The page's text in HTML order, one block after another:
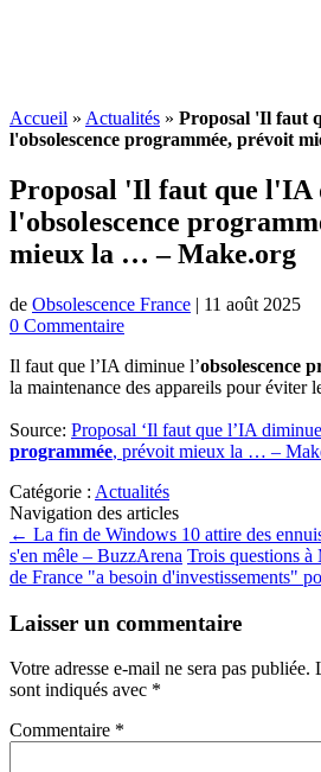
Accueil » Actualités » Proposal 'Il faut
l'obsolescence programmée, prévoit
Proposal 'Il faut que l'IA
l'obsolescence
mieux la … – Make.org
de Obsolescence France | 11 août 2025
0 Commentaire
Il faut que l’IA diminue l’obsolescence
la maintenance des appareils pour éviter
Source: Proposal ‘Il faut que l’IA
programmée, prévoit mieux la … –
Catégorie : Actualités
Navigation des articles
← La fin de Windows 10 attire des
s'en mêle – BuzzArena Trois questions
de France "a besoin d'investissements"
Laisser un commentaire
Votre adresse e-mail ne sera pas publiée.
sont indiqués avec *
Commentaire *